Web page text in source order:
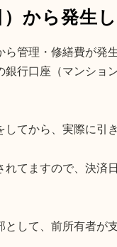
から発生し
管理・修繕費が発生
行口座（マンショ
てから、実際に引
てますので、決
して、前所有者